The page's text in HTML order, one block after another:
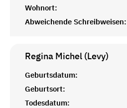
Wohnort:
Abweichende Schreibweisen:
Regina Michel (Levy)
Geburtsdatum:
Geburtsort:
Todesdatum: